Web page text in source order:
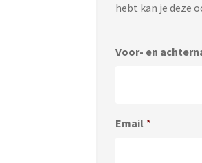
hebt kan je deze
Voor- en
Email *